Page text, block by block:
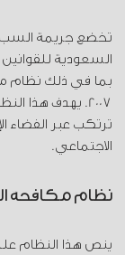
تخضع جريمة السب
السعودية
بما في ذلك نظام
2007. يهدف هذا
ترتكب عبر الفضاء
الاجتماعي.
نظام مكافحة
ينص هذا النظام